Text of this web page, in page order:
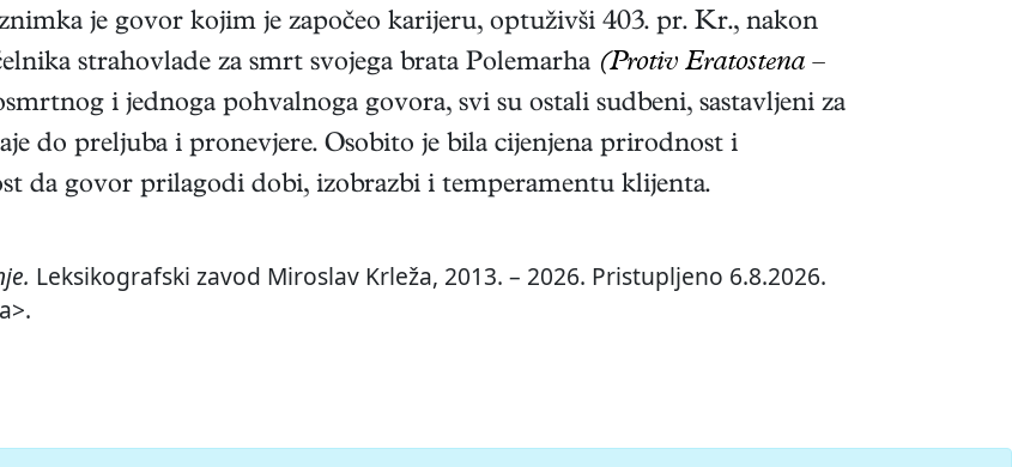
je govor kojim je započeo karijeru, optuživši 403. pr. Kr., nakon
strahovlade za smrt svojega brata Polemarha (Protiv Eratostena –
i jednoga pohvalnoga govora, svi su ostali sudbeni, sastavljeni za
do preljuba i pronevjere. Osobito je bila cijenjena prirodnost i
da govor prilagodi dobi, izobrazbi i temperamentu klijenta.
Leksikografski zavod Miroslav Krleža, 2013. – 2026. Pristupljeno 6.8.2026.